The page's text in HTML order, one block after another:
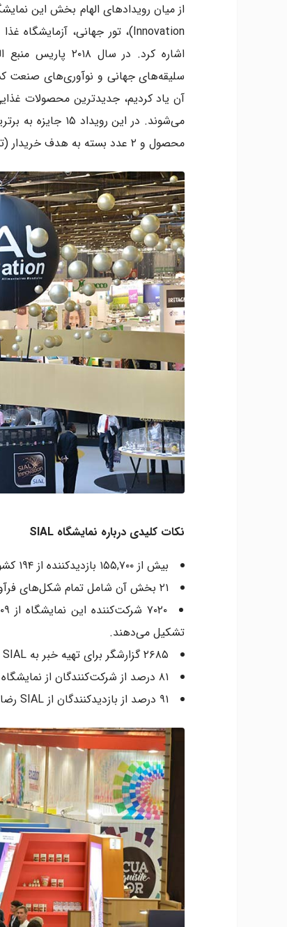
اشاره کرد. در
سلیقه‌های جهانی و نوآوری‌های صنعت
محصول و ۲ عدد بسته به هدف خریدار (توزیع کننده و رستوران‌داران) به آن‌ها تعلق می‌گیرند.
نکات کلیدی درباره نمایشگاه SIAL
بیش از ۱۵۵,۷۰۰ بازدیدکننده از ۱۹۴ کشور دنیا به دیدن این نمایشگاه می‌آیند.
۲۱ بخش آن شامل تمام شکل‌های فرآوری شده و کنسرو شده هستند.
تشکیل می‌دهند.
۲۶۸۵ گزارشگر برای تهیه خبر به SIAL می‌آیند.
۸۱ درصد از شرکت‌کنندگان از نمایشگاه راضی هستند.
۹۱ درصد از بازدیدکنندگان از SIAL رضایت دارند.